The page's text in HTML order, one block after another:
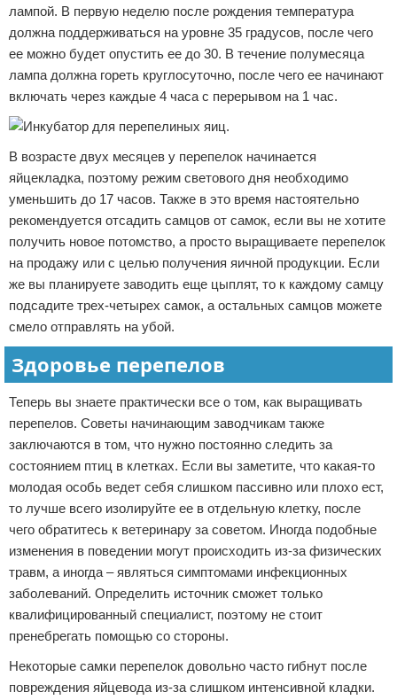
лампой. В первую неделю после рождения температура
должна поддерживаться на уровне 35 градусов, после чего
ее можно будет опустить ее до 30. В течение полумесяца
лампа должна гореть круглосуточно, после чего ее начинают
включать через каждые 4 часа с перерывом на 1 час.
В возрасте двух месяцев у перепелок начинается
яйцекладка, поэтому режим светового дня необходимо
уменьшить до 17 часов. Также в это время настоятельно
рекомендуется отсадить самцов от самок, если вы не хотите
получить новое потомство, а просто выращиваете перепелок
на продажу или с целью получения яичной продукции. Если
же вы планируете заводить еще цыплят, то к каждому самцу
подсадите трех-четырех самок, а остальных самцов можете
смело отправлять на убой.
Здоровье перепелов
Теперь вы знаете практически все о том, как выращивать
перепелов. Советы начинающим заводчикам также
заключаются в том, что нужно постоянно следить за
состоянием птиц в клетках. Если вы заметите, что какая-то
молодая особь ведет себя слишком пассивно или плохо ест,
то лучше всего изолируйте ее в отдельную клетку, после
чего обратитесь к ветеринару за советом. Иногда подобные
изменения в поведении могут происходить из-за физических
травм, а иногда – являться симптомами инфекционных
заболеваний. Определить источник сможет только
квалифицированный специалист, поэтому не стоит
пренебрегать помощью со стороны.
Некоторые самки перепелок довольно часто гибнут после
повреждения яйцевода из-за слишком интенсивной кладки.